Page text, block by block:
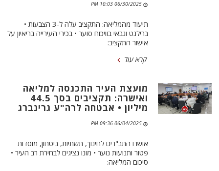
06/30/2025 10:03 PM
תיעוד מהמליאה: התקציב עלה ל-3 הצבעות •
ברילנט וגבאי בוויכוח סוער • בכירי העירייה בריאיון על
אישור התקציב:
קרא עוד
מועצת העיר התכנסה למליאה
ואישרה: תקציבים בסך 44.5
מיליון • אבטחה לרה"ע גרינברג
06/04/2025 09:36 PM
אושרו התב"רים לחינוך, תשתיות, ביטחון, מוסדות
פטור ותנועות נוער • מונו נציגים לבחירת רב העיר •
סיכום המליאה: